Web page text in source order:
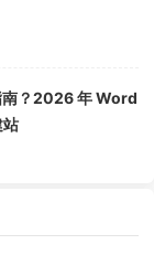
？2026 年 Word
站